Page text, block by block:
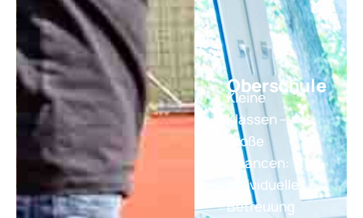
Oberschule
Kleine
Klassen –
große
Chancen:
Individuelle
Betreuung